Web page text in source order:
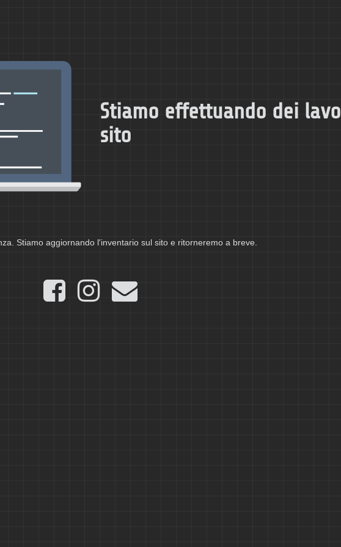
Stiamo effettuando dei
sito
Stiamo aggiornando l'inventario sul sito e ritorneremo a breve.